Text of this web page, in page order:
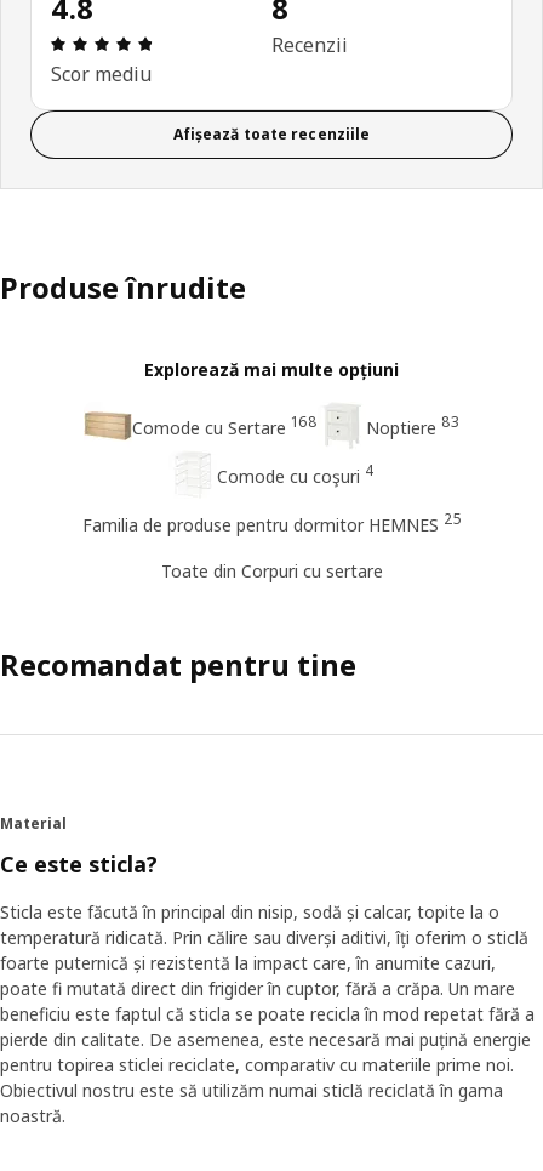
Prezentare generală: 4.8 din 5 stele Total
Scor mediu
Recenzii
Afișează toate recenziile
Produse înrudite
Explorează mai multe opțiuni
Comode cu Sertare 168 Noptiere 83
Comode cu coşuri 4
Familia de produse pentru dormitor HEMNES 25
Toate din Corpuri cu sertare
Recomandat pentru tine
Material
Ce este sticla?
Sticla este făcută în principal din nisip, sodă și calcar, topite la o
temperatură ridicată. Prin călire sau diverși aditivi, îți oferim o sticlă
foarte puternică și rezistentă la impact care, în anumite cazuri,
poate fi mutată direct din frigider în cuptor, fără a crăpa. Un mare
beneficiu este faptul că sticla se poate recicla în mod repetat fără a
pierde din calitate. De asemenea, este necesară mai puțină energie
pentru topirea sticlei reciclate, comparativ cu materiile prime noi.
Obiectivul nostru este să utilizăm numai sticlă reciclată în gama
noastră.